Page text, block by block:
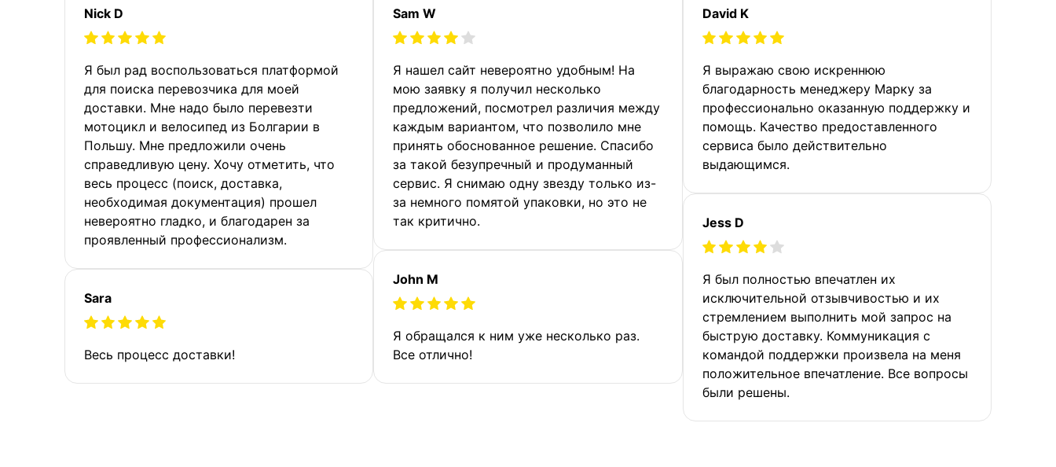
Nick D
Я был рад воспользоваться платформой
для поиска перевозчика для моей
доставки. Мне надо было перевезти
мотоцикл и велосипед из Болгарии в
Польшу. Мне предложили очень
справедливую цену. Хочу отметить, что
весь процесс (поиск, доставка,
необходимая документация) прошел
невероятно гладко, и благодарен за
проявленный профессионализм.
Sara
Весь процесс доставки!
Sam W
Я нашел сайт невероятно удобным! На
мою заявку я получил несколько
предложений, посмотрел различия между
каждым вариантом, что позволило мне
принять обоснованное решение. Спасибо
за такой безупречный и продуманный
сервис. Я снимаю одну звезду только из-
за немного помятой упаковки, но это не
так критично.
John M
Я обращался к ним уже несколько раз.
Все отлично!
David K
Я выражаю свою искреннюю
благодарность менеджеру Марку за
профессионально оказанную поддержку и
помощь. Качество предоставленного
сервиса было действительно
выдающимся.
Jess D
Я был полностью впечатлен их
исключительной отзывчивостью и их
стремлением выполнить мой запрос на
быструю доставку. Коммуникация с
командой поддержки произвела на меня
положительное впечатление. Все вопросы
были решены.